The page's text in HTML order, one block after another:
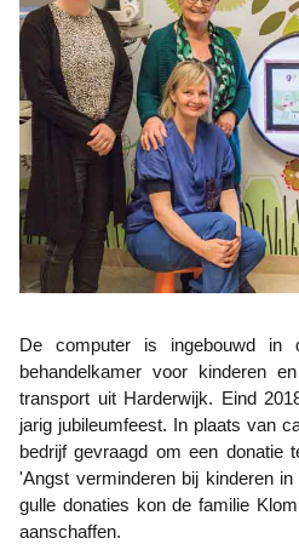
De computer is ingebouwd in de muur van de speciale
behandelkamer voor kinderen
transport uit Harderwijk. Eind
jarig jubileumfeest. In plaats van
bedrijf gevraagd om een donatie
'Angst verminderen bij kinderen
gulle donaties kon de familie
aanschaffen.